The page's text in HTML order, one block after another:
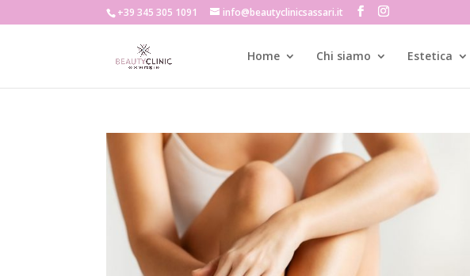
+39 345 305 1091 info@beautyclinicsassari.it
Home Chi siamo Estetica